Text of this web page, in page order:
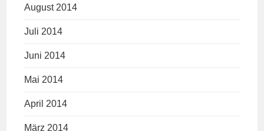
August 2014
Juli 2014
Juni 2014
Mai 2014
April 2014
März 2014